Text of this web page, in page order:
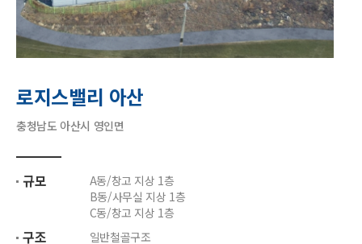
로지스밸리 아산
충청남도 아산시 영인면
규모
A동/창고 지상 1층
B동/사무실 지상 1층
C동/창고 지상 1층
구조 일반철골구조